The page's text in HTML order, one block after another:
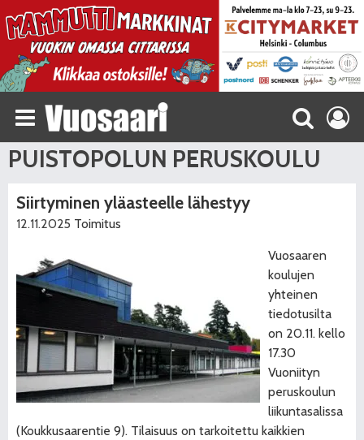
PUISTOPOLUN PERUSKOULU
Siirtyminen yläasteelle lähestyy
12.11.2025 Toimitus
Vuosaaren
koulujen
yhteinen
tiedotusilta
on 20.11. kello
17.30
Vuoniityn
peruskoulun
liikuntasalissa
(Koukkusaarentie 9). Tilaisuus on tarkoitettu kaikkien